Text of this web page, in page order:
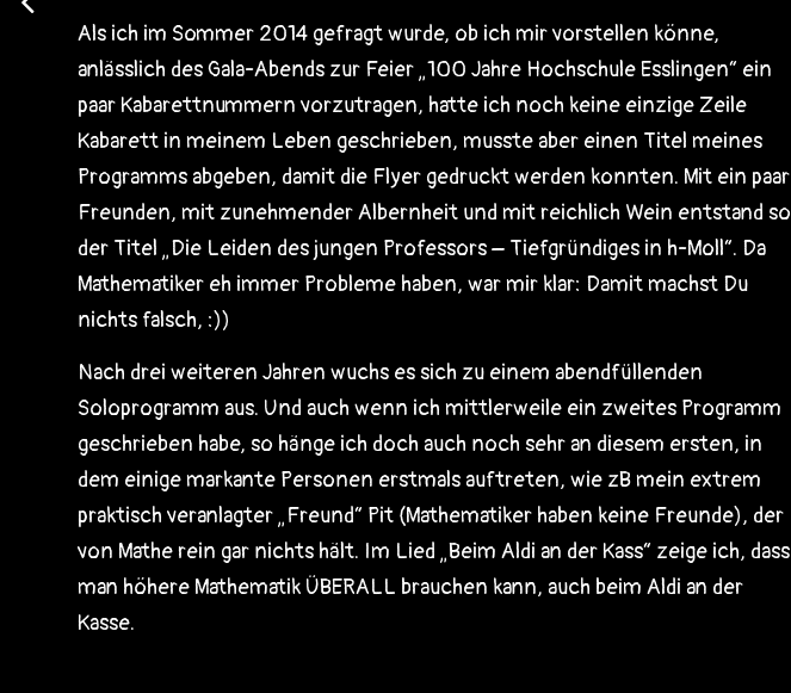
Als ich im Sommer 2014 gefragt wurde, ob ich mir vorstellen könne,
anlässlich des Gala-Abends zur Feier „100 Jahre Hochschule Esslingen“ ein
paar Kabarettnummern vorzutragen, hatte ich noch keine einzige Zeile
Kabarett in meinem Leben geschrieben, musste aber einen Titel meines
Programms abgeben, damit die Flyer gedruckt werden konnten. Mit ein paar
Freunden, mit zunehmender Albernheit und mit reichlich Wein entstand so
der Titel „Die Leiden des jungen Professors – Tiefgründiges in h-Moll“. Da
Mathematiker eh immer Probleme haben, war mir klar: Damit machst Du
nichts falsch, :))
Nach drei weiteren Jahren wuchs es sich zu einem abendfüllenden
Soloprogramm aus. Und auch wenn ich mittlerweile ein zweites Programm
geschrieben habe, so hänge ich doch auch noch sehr an diesem ersten, in
dem einige markante Personen erstmals auftreten, wie zB mein extrem
praktisch veranlagter „Freund“ Pit (Mathematiker haben keine Freunde), der
von Mathe rein gar nichts hält. Im Lied „Beim Aldi an der Kass“ zeige ich, dass
man höhere Mathematik ÜBERALL brauchen kann, auch beim Aldi an der
Kasse.